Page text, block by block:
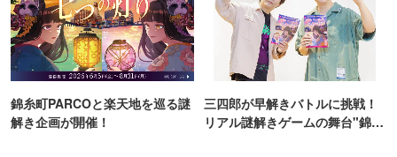
錦糸町PARCOと楽天地を巡る謎
解き企画が開催！
三四郎が早解きバトルに挑戦！
リアル謎解きゲームの舞台"錦糸